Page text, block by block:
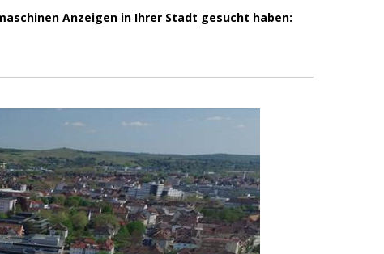
Anzeigen in Ihrer Stadt gesucht haben: